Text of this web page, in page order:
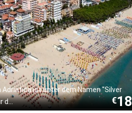
Adriatica ist unter dem Namen "Silver
d...
€